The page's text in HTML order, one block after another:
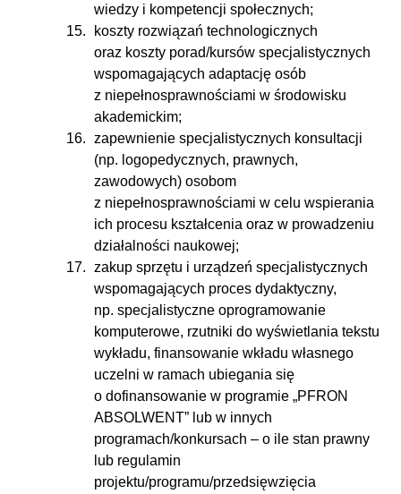
wiedzy i kompetencji społecznych;
koszty rozwiązań technologicznych
oraz koszty porad/kursów specjalistycznych
wspomagających adaptację osób
z niepełnosprawnościami w środowisku
akademickim;
zapewnienie specjalistycznych konsultacji
(np. logopedycznych, prawnych,
zawodowych) osobom
z niepełnosprawnościami w celu wspierania
ich procesu kształcenia oraz w prowadzeniu
działalności naukowej;
zakup sprzętu i urządzeń specjalistycznych
wspomagających proces dydaktyczny,
np. specjalistyczne oprogramowanie
komputerowe, rzutniki do wyświetlania tekstu
wykładu, finansowanie wkładu własnego
uczelni w ramach ubiegania się
o dofinansowanie w programie „PFRON
ABSOLWENT” lub w innych
programach/konkursach – o ile stan prawny
lub regulamin
projektu/programu/przedsięwzięcia